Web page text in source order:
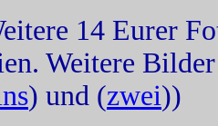
14 Eurer
Weitere
) und (zwei))